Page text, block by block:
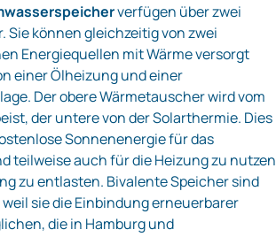
verfügen über zwei
Sie können gleichzeitig von zwei
Energiequellen mit Wärme versorgt
einer Ölheizung und einer
Der obere Wärmetauscher wird vom
der untere von der Solarthermie. Dies
Sonnenenergie für das
teilweise auch für die Heizung zu nutzen
zu entlasten. Bivalente Speicher sind
sie die Einbindung erneuerbarer
die in Hamburg und